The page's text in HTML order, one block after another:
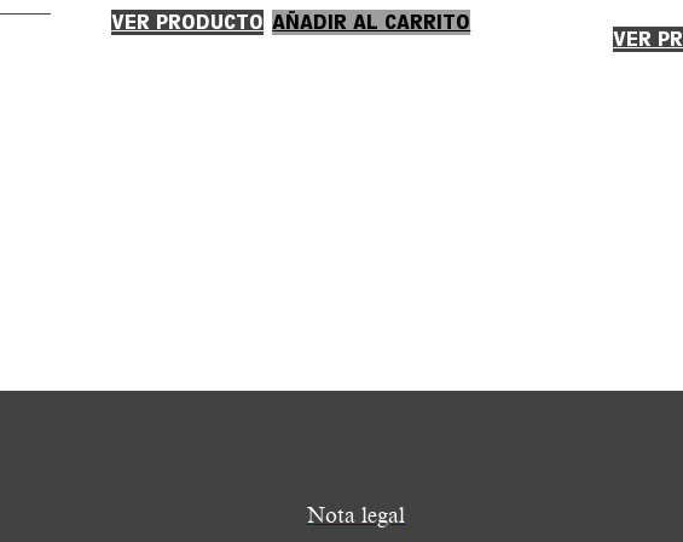
VER PRODUCTO AÑADIR AL CARRITO
VER
Nota legal